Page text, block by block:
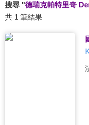
搜尋 "德瑞克帕特里奇
共 1 筆結果